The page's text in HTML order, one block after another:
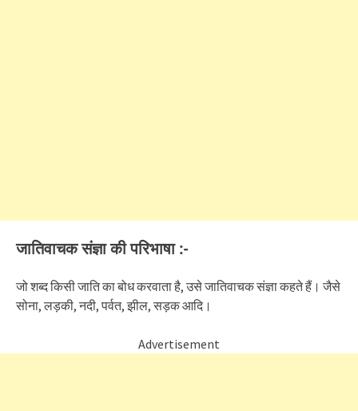
जातिवाचक संज्ञा की परिभाषा :-
जो शब्द किसी जाति का बोध करवाता है, उसे जातिवाचक संज्ञा कहते हैं। जैसे
सोना, लड़की, नदी, पर्वत, झील, सड़क आदि।
Advertisement